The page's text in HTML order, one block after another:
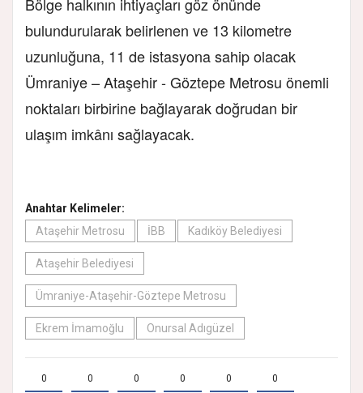
bulundurularak belirlenen ve 13 kilometre
uzunluğuna, 11 de istasyona sahip olacak
Ümraniye – Ataşehir - Göztepe Metrosu önemli
noktaları birbirine bağlayarak doğrudan bir
ulaşım imkânı sağlayacak.
Anahtar Kelimeler:
Ataşehir Metrosu
İBB Kadıköy Belediyesi
Ataşehir Belediyesi
Ümraniye-Ataşehir-Göztepe Metrosu
Ekrem İmamoğlu Onursal Adıgüzel
0 0 0 0 0 0